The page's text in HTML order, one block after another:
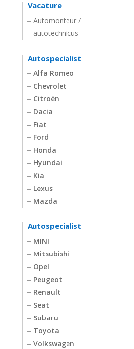
Vacature
Automonteur /
autotechnicus
Autospecialist
Alfa Romeo
Chevrolet
Citroën
Dacia
Fiat
Ford
Honda
Hyundai
Kia
Lexus
Mazda
Autospecialist
MINI
Mitsubishi
Opel
Peugeot
Renault
Seat
Subaru
Toyota
Volkswagen